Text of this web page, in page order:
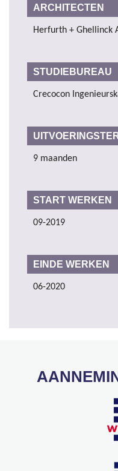
ARCHITECTEN
Herfurth + Ghellinck
STUDIEBUREAU
Crecocon
9 maanden
START WERKEN
09-2019
EINDE WERKEN
06-2020